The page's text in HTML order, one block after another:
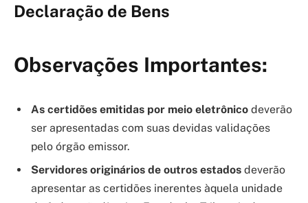
Declaração de Bens
Observações Importantes:
As certidões emitidas por meio eletrônico deverão
ser apresentadas com suas devidas validações
pelo órgão emissor.
Servidores originários de outros estados deverão
apresentar as certidões inerentes àquela unidade